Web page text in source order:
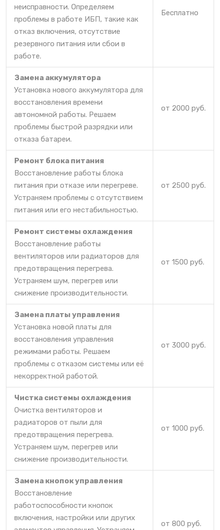
неисправности. Определяем
проблемы в работе ИБП, такие как
отказ включения, отсутствие
резервного питания или сбои в
работе.
Бесплатно
Замена аккумулятора
Установка нового аккумулятора для
восстановления времени
автономной работы. Решаем
проблемы быстрой разрядки или
отказа батареи.
от 2000 руб.
Ремонт блока питания
Восстановление работы блока
питания при отказе или перегреве.
Устраняем проблемы с отсутствием
питания или его нестабильностью.
от 2500 руб.
Ремонт системы охлаждения
Восстановление работы
вентиляторов или радиаторов для
предотвращения перегрева.
Устраняем шум, перегрев или
снижение производительности.
от 1500 руб.
Замена платы управления
Установка новой платы для
восстановления управления
режимами работы. Решаем
проблемы с отказом системы или её
некорректной работой.
от 3000 руб.
Чистка системы охлаждения
Очистка вентиляторов и
радиаторов от пыли для
предотвращения перегрева.
Устраняем шум, перегрев или
снижение производительности.
от 1000 руб.
Замена кнопок управления
Восстановление
работоспособности кнопок
включения, настройки или других
от 800 руб.